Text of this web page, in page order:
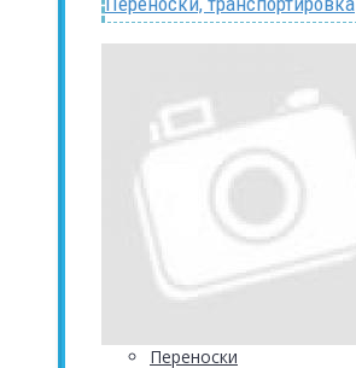
Переноски